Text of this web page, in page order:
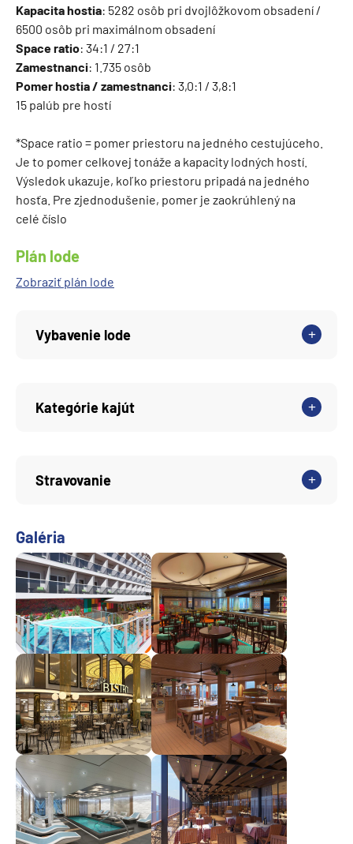
Kapacita hostia: 5282 osôb pri dvojlôžkovom obsadení /
6500 osôb pri maximálnom obsadení
Space ratio: 34:1 / 27:1
Zamestnanci: 1.735 osôb
Pomer hostia / zamestnanci: 3,0:1 / 3,8:1
15 palúb pre hostí
*Space ratio = pomer priestoru na jedného cestujúceho.
Je to pomer celkovej tonáže a kapacity lodných hostí.
Výsledok ukazuje, koľko priestoru pripadá na jedného
hosťa. Pre zjednodušenie, pomer je zaokrúhlený na
celé číslo
Plán lode
Zobraziť plán lode
Vybavenie lode
Kategórie kajút
Stravovanie
Galéria